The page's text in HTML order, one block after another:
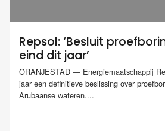
Repsol: ‘Besluit
eind dit jaar’
ORANJESTAD — Energiemaatschappij
jaar een definitieve beslissing over
Arubaanse wateren....